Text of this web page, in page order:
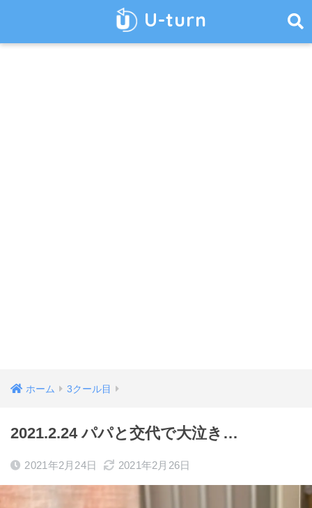
U-turn
ホーム 3クール目
2021.2.24 パパと交代で大泣き…
2021年2月24日 2021年2月26日